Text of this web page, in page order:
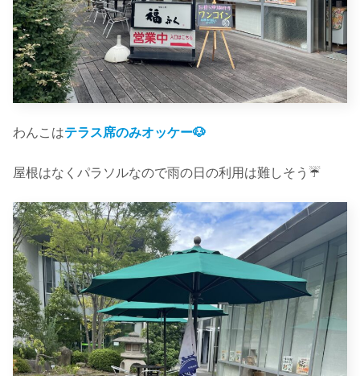
わんこはテラス席のみオッケー🐶
屋根はなくパラソルなので雨の日の利用は難しそう☔️